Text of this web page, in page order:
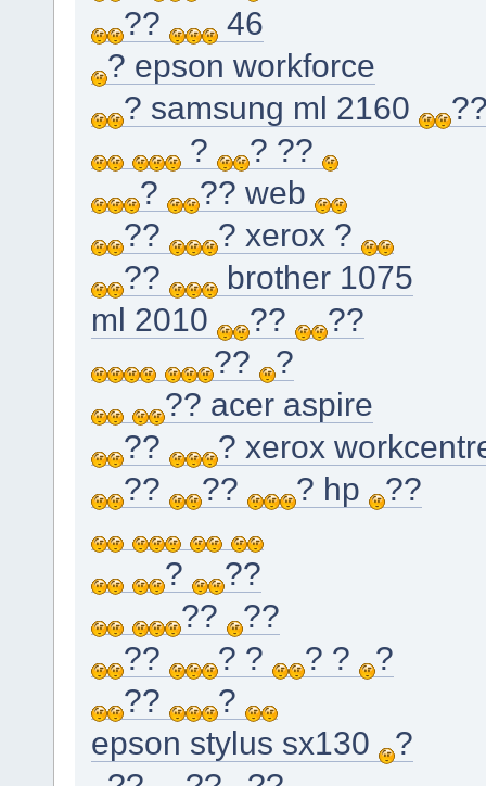
??
46
? epson workforce
? samsung ml 2160
?
? ??
?
?? web
??
? xerox ?
??
brother 1075
ml 2010
??
??
??
?
?? acer aspire
??
? xerox
??
?? ? hp ??
?
??
??
??
??
? ? ? ?
?
??
?
epson stylus sx130
?